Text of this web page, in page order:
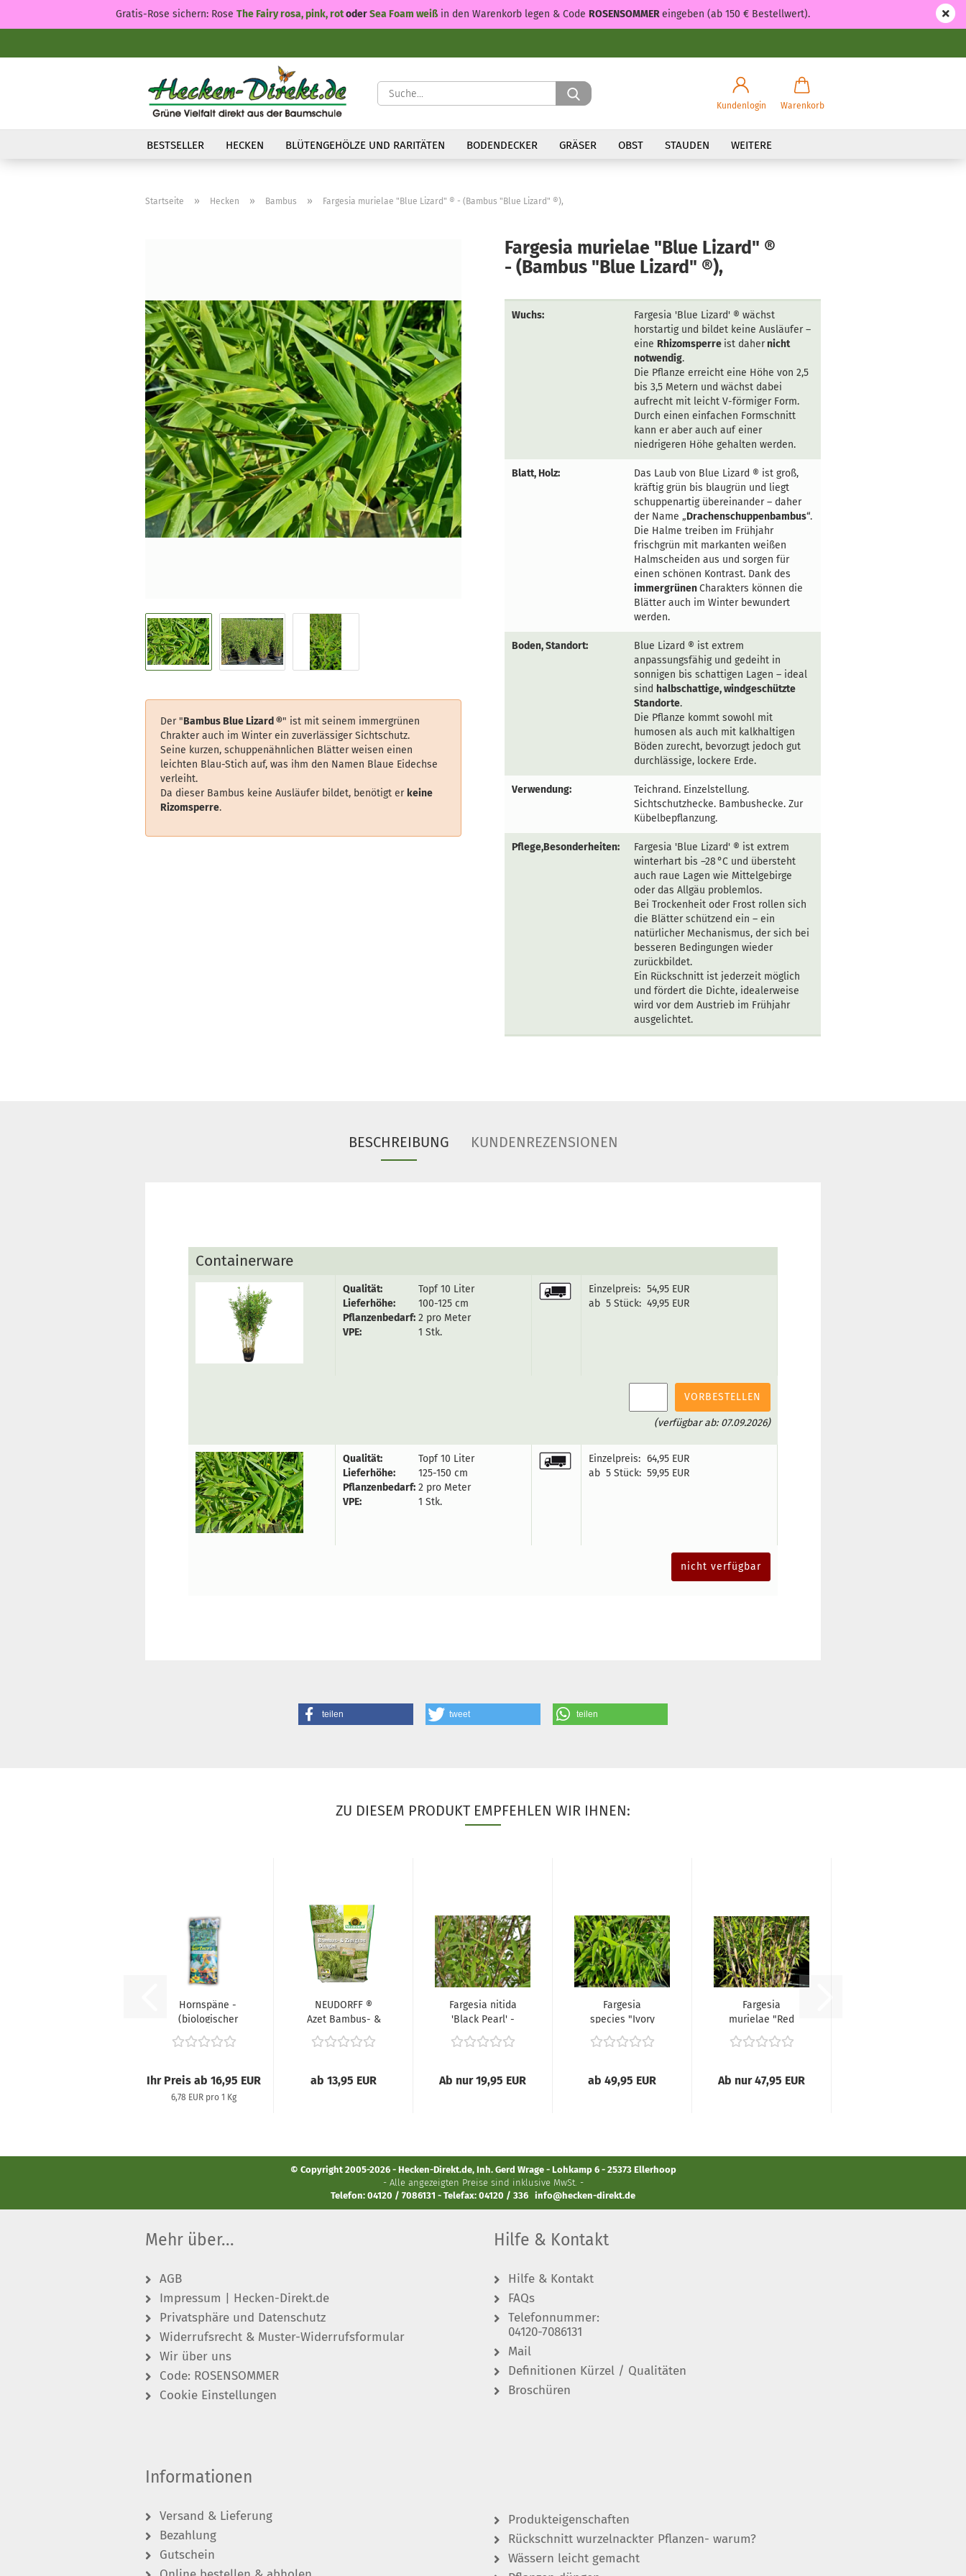
Suche...
Kundenlogin Warenkorb
Gratis-Rose sichern: Rose The Fairy rosa, pink, rotoderSea Foam weißin den Warenkorb legen & Code ROSENSOMMEReingeben (ab 150 € Bestellwert).
BESTSELLER HECKEN BLÜTENGEHÖLZE UND RARITÄTEN BODENDECKER GRÄSER OBST STAUDEN WEITERE
Startseite » Hecken » Bambus » Fargesia murielae "Blue Lizard" ® - (Bambus "Blue Lizard" ®),
Der "Bambus Blue Lizard ®" ist mit seinem immergrünen
Chrakter auch im Winter ein zuverlässiger Sichtschutz.
Seine kurzen, schuppenähnlichen Blätter weisen einen
leichten Blau-Stich auf, was ihm den Namen Blaue Eidechse
verleiht.
Da dieser Bambus keine Ausläufer bildet, benötigt er keine
Rizomsperre.
Fargesia murielae "Blue Lizard" ®
- (Bambus "Blue Lizard" ®),
Wuchs:
Fargesia 'Blue Lizard' ® wächst
horstartig und bildet keine Ausläufer –
eine Rhizomsperre ist dahernicht
notwendig.
Die Pflanze erreicht eine Höhe von 2,5
bis 3,5 Metern und wächst dabei
aufrecht mit leicht V-förmiger Form.
Durch einen einfachen Formschnitt
kann er aber auch auf einer
niedrigeren Höhe gehalten werden.
Blatt, Holz:
Das Laub von Blue Lizard ® ist groß,
kräftig grün bis blaugrün und liegt
schuppenartig übereinander – daher
der Name „Drachenschuppenbambus“.
Die Halme treiben im Frühjahr
frischgrün mit markanten weißen
Halmscheiden aus und sorgen für
einen schönen Kontrast. Dank des
immergrünenCharakters können die
Blätter auch im Winter bewundert
werden.
Boden, Standort:
Blue Lizard ® ist extrem
anpassungsfähig und gedeiht in
sonnigen bis schattigen Lagen – ideal
sind halbschattige, windgeschützte
Standorte.
Die Pflanze kommt sowohl mit
humosen als auch mit kalkhaltigen
Böden zurecht, bevorzugt jedoch gut
durchlässige, lockere Erde.
Verwendung:
Teichrand. Einzelstellung.
Sichtschutzhecke. Bambushecke. Zur
Kübelbepflanzung.
Pflege,Besonderheiten:
Fargesia 'Blue Lizard' ® ist extrem
winterhart bis –28 °C und übersteht
auch raue Lagen wie Mittelgebirge
oder das Allgäu problemlos.
Bei Trockenheit oder Frost rollen sich
die Blätter schützend ein – ein
natürlicher Mechanismus, der sich bei
besseren Bedingungen wieder
zurückbildet.
Ein Rückschnitt ist jederzeit möglich
und fördert die Dichte, idealerweise
wird vor dem Austrieb im Frühjahr
ausgelichtet.
BESCHREIBUNG KUNDENREZENSIONEN
Containerware
Qualität:
Topf 10 Liter
Lieferhöhe:
100-125 cm
Pflanzenbedarf: 2 pro Meter
VPE:
1 Stk.
Einzelpreis: 54,95 EUR
ab 5 Stück: 49,95 EUR
VORBESTELLEN
(verfügbar ab: 07.09.2026)
Qualität:
Topf 10 Liter
Lieferhöhe:
125-150 cm
Pflanzenbedarf: 2 pro Meter
VPE:
1 Stk.
Einzelpreis: 64,95 EUR
ab 5 Stück: 59,95 EUR
nicht verfügbar
teilen tweet teilen
ZU DIESEM PRODUKT EMPFEHLEN WIR IHNEN:
Hornspäne -
(biologischer
Langzeitdünger),...
Ihr Preis ab 16,95 EUR
6,78 EUR pro 1 Kg
NEUDORFF ®
Azet Bambus- &
ZiergrasDünger...
ab 13,95 EUR
Fargesia nitida
'Black Pearl' -
(Bambus...
Ab nur 19,95 EUR
Fargesia
species "Ivory
Ibis"® -
(Bambus...
ab 49,95 EUR
Fargesia
murielae "Red
Zebra"® -
(Bambus...
Ab nur 47,95 EUR
© Copyright 2005-2026 - Hecken-Direkt.de, Inh. Gerd Wrage - Lohkamp 6 - 25373 Ellerhoop
- Alle angezeigten Preise sind inklusive MwSt. -
Telefon: 04120 / 7086131 - Telefax: 04120 / 336 info@hecken-direkt.de
Mehr über...
AGB
Impressum | Hecken-Direkt.de
Privatsphäre und Datenschutz
Widerrufsrecht & Muster-Widerrufsformular
Wir über uns
Code: ROSENSOMMER
Cookie Einstellungen
Hilfe & Kontakt
Hilfe & Kontakt
FAQs
Telefonnummer:
04120-7086131
Mail
Definitionen Kürzel / Qualitäten
Broschüren
Informationen
Versand & Lieferung
Bezahlung
Gutschein
Produkteigenschaften
Rückschnitt wurzelnackter Pflanzen- warum?
Wässern leicht gemacht